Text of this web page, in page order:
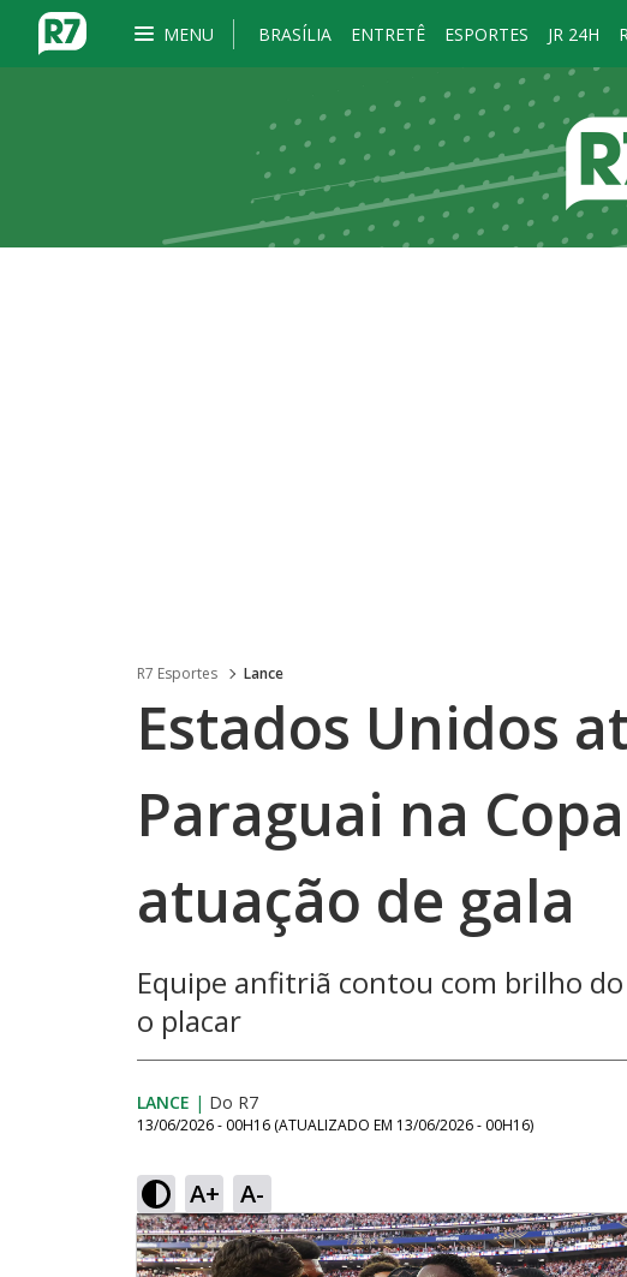
MENU BRASÍLIA ENTRETÊ ESPORTES JR 24H
R7 Esportes Lance
Estados Unidos
Paraguai na
atuação de gala
Equipe anfitriã contou com brilho
o placar
LANCE | Do R7
13/06/2026 - 00H16 (ATUALIZADO EM 13/06/2026 - 00H16)
A+ A-